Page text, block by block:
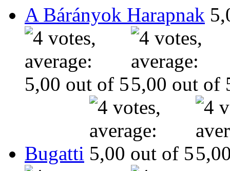
A Bárányok Harapnak
Bugatti